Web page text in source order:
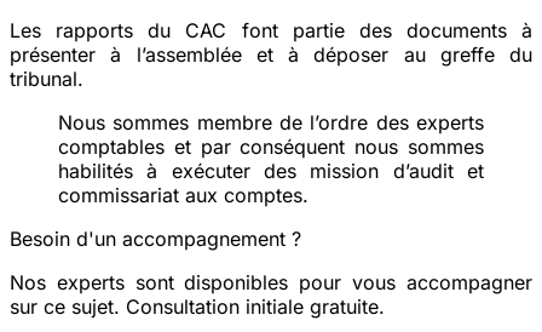
Les rapports du CAC font partie des documents à
présenter à l’assemblée et à déposer au greffe du
tribunal.
Nous sommes membre de l’ordre des experts
comptables et par conséquent nous sommes
habilités à exécuter des mission d’audit et
commissariat aux comptes.
Besoin d'un accompagnement ?
Nos experts sont disponibles pour vous accompagner
sur ce sujet. Consultation initiale gratuite.